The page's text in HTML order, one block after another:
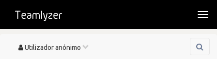
Toggle
Utilizador anónimo